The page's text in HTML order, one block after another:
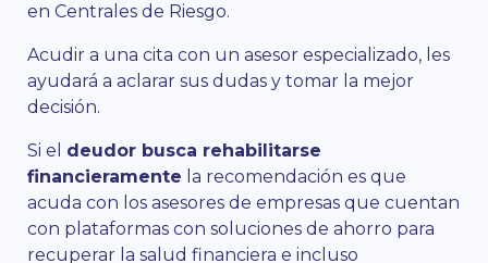
en Centrales de Riesgo.
Acudir a una cita con un asesor especializado, les
ayudará a aclarar sus dudas y tomar la mejor
decisión.
Si el deudor busca rehabilitarse
financieramente la recomendación es que
acuda con los asesores de empresas que cuentan
con plataformas con soluciones de ahorro para
recuperar la salud financiera e incluso